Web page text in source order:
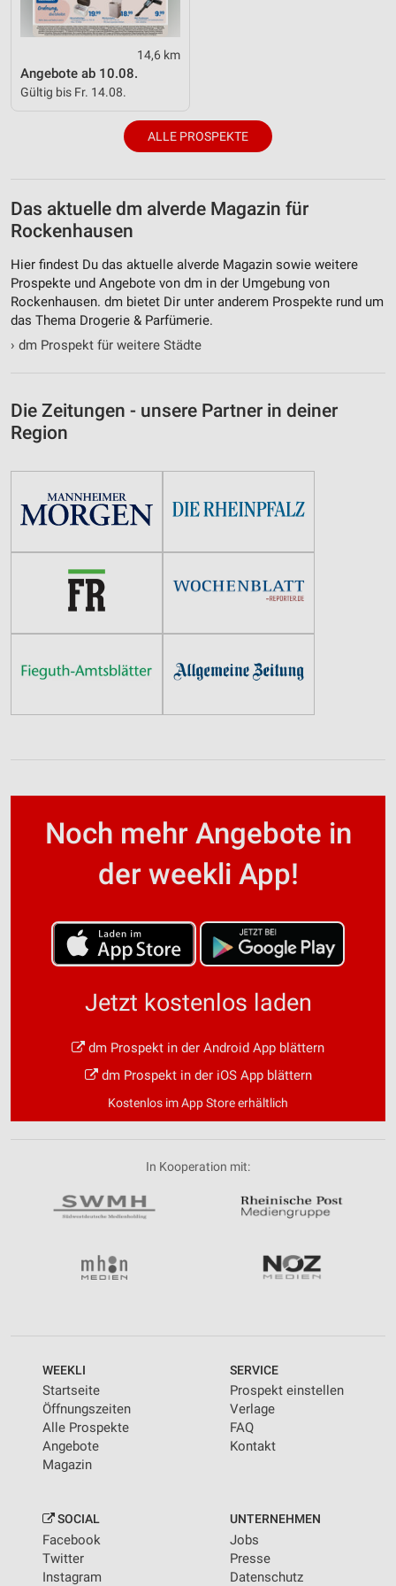
14,6 km
Angebote ab 10.08.
Gültig bis Fr. 14.08.
ALLE PROSPEKTE
Das aktuelle dm alverde Magazin für
Rockenhausen
Hier findest Du das aktuelle alverde Magazin sowie weitere
Prospekte und Angebote von dm in der Umgebung von
Rockenhausen. dm bietet Dir unter anderem Prospekte rund um
das Thema Drogerie & Parfümerie.
› dm Prospekt für weitere Städte
Die Zeitungen - unsere Partner in deiner
Region
Noch mehr Angebote in
der weekli App!
Jetzt kostenlos laden
dm Prospekt in der Android App blättern
dm Prospekt in der iOS App blättern
Kostenlos im App Store erhältlich
In Kooperation mit:
WEEKLI
Startseite
Öffnungszeiten
Alle Prospekte
Angebote
Magazin
SERVICE
Prospekt einstellen
Verlage
FAQ
Kontakt
SOCIAL
Facebook
Twitter
Instagram
UNTERNEHMEN
Jobs
Presse
Datenschutz
Messung der Performance von Inhalten
Analyse von Zielgruppen durch Statistiken oder
Kombinationen von Daten aus verschiedenen
Quellen
Entwicklung und Verbesserung der Angebote
IAB-Besonderheiten:
Verwendung genauer Standortdaten
Geräte anhand von aktiv angeforderten
Informationen identifizieren
Notwendig
Funktional
Werbung